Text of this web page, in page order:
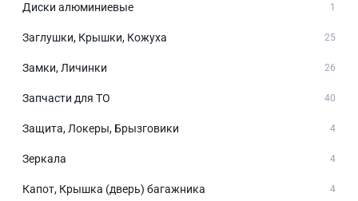
Диски алюминиевые 1
Заглушки, Крышки, Кожуха 25
Замки, Личинки 26
Запчасти для ТО 40
Защита, Локеры, Брызговики 4
Зеркала 4
Капот, Крышка (дверь) багажника 4